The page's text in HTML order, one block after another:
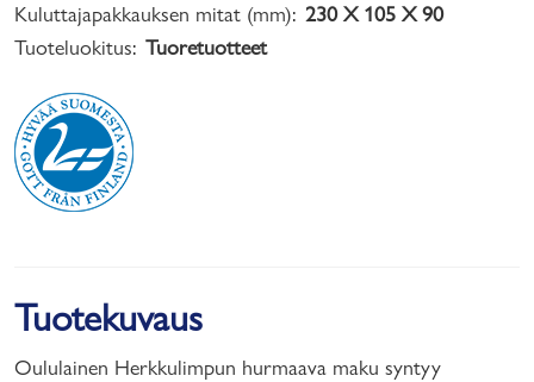
Kuluttajapakkauksen mitat (mm): 230 X 105 X 90
Tuoteluokitus: Tuoretuotteet
Tuotekuvaus
Oululainen Herkkulimpun hurmaava maku syntyy